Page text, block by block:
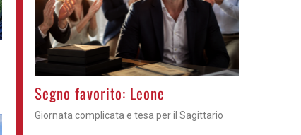
>
Segno favorito: Leone
Giornata complicata e tesa per il Sagittario